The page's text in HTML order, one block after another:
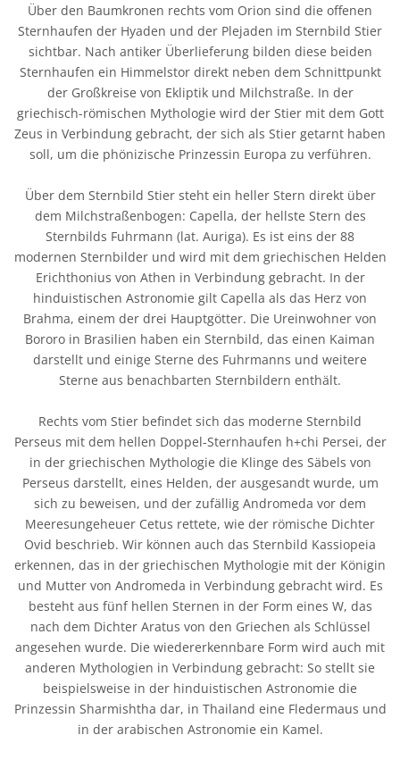
Über den Baumkronen rechts vom Orion sind die offenen
Sternhaufen der Hyaden und der Plejaden im Sternbild Stier
sichtbar. Nach antiker Überlieferung bilden diese beiden
Sternhaufen ein Himmelstor direkt neben dem Schnittpunkt
der Großkreise von Ekliptik und Milchstraße. In der
griechisch-römischen Mythologie wird der Stier mit dem Gott
Zeus in Verbindung gebracht, der sich als Stier getarnt haben
soll, um die phönizische Prinzessin Europa zu verführen.
Über dem Sternbild Stier steht ein heller Stern direkt über
dem Milchstraßenbogen: Capella, der hellste Stern des
Sternbilds Fuhrmann (lat. Auriga). Es ist eins der 88
modernen Sternbilder und wird mit dem griechischen Helden
Erichthonius von Athen in Verbindung gebracht. In der
hinduistischen Astronomie gilt Capella als das Herz von
Brahma, einem der drei Hauptgötter. Die Ureinwohner von
Bororo in Brasilien haben ein Sternbild, das einen Kaiman
darstellt und einige Sterne des Fuhrmanns und weitere
Sterne aus benachbarten Sternbildern enthält.
Rechts vom Stier befindet sich das moderne Sternbild
Perseus mit dem hellen Doppel-Sternhaufen h+chi Persei, der
in der griechischen Mythologie die Klinge des Säbels von
Perseus darstellt, eines Helden, der ausgesandt wurde, um
sich zu beweisen, und der zufällig Andromeda vor dem
Meeresungeheuer Cetus rettete, wie der römische Dichter
Ovid beschrieb. Wir können auch das Sternbild Kassiopeia
erkennen, das in der griechischen Mythologie mit der Königin
und Mutter von Andromeda in Verbindung gebracht wird. Es
besteht aus fünf hellen Sternen in der Form eines W, das
nach dem Dichter Aratus von den Griechen als Schlüssel
angesehen wurde. Die wiedererkennbare Form wird auch mit
anderen Mythologien in Verbindung gebracht: So stellt sie
beispielsweise in der hinduistischen Astronomie die
Prinzessin Sharmishtha dar, in Thailand eine Fledermaus und
in der arabischen Astronomie ein Kamel.